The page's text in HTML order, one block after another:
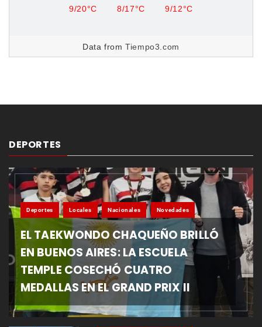
9/20°C 8/17°C 9/12°C
Data fromTiempo3.com
DEPORTES
Deportes Locales Nacionales Novedades
EL TAEKWONDO CHAQUEÑO BRILLÓ
EN BUENOS AIRES: LA ESCUELA
TEMPLE COSECHÓ CUATRO
MEDALLAS EN EL GRAND PRIX II